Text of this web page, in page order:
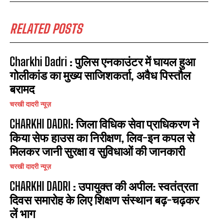
RELATED POSTS
Charkhi Dadri : पुलिस एनकाउंटर में घायल हुआ
गोलीकांड का मुख्य साजिशकर्ता, अवैध पिस्तौल
बरामद
चरखी दादरी न्यूज़
CHARKHI DADRI: जिला विधिक सेवा प्राधिकरण ने
किया सेफ हाउस का निरीक्षण, लिव-इन कपल से
मिलकर जानी सुरक्षा व सुविधाओं की जानकारी
चरखी दादरी न्यूज़
CHARKHI DADRI : उपायुक्त की अपील: स्वतंत्रता
दिवस समारोह के लिए शिक्षण संस्थान बढ़-चढ़कर
लें भाग